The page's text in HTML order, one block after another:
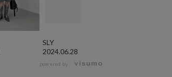
2024.06.28
SLY
powered by